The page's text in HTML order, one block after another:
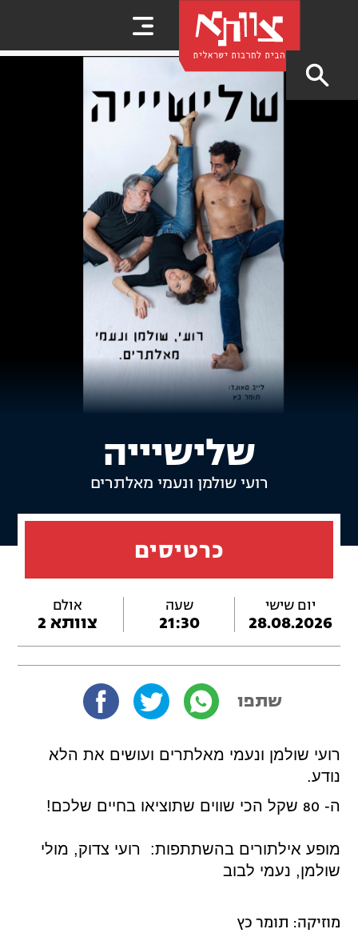
שלישיייה
רועי שולמן ונעמי מאלתרים
כרטיסים
יום שישי
28.08.2026
שעה
21:30
אולם
צוותא 2
שתפו
רועי שולמן ונעמי מאלתרים ועושים את הלא
נודע.
ה- 80 שקל הכי שווים שתוציאו בחיים שלכם!
מופע אילתורים בהשתתפות: רועי צדוק, מולי
שולמן, נעמי לבוב
מוזיקה: תומר כץ